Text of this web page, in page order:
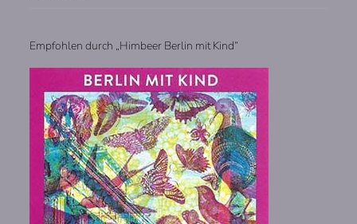
Empfohlen durch „Himbeer Berlin mit Kind“